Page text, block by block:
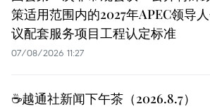
策适用范围内的2027年APEC领导
议配套服务项目工程认定标准
07/08/2026 11:27
☕️越通社新闻下午茶（2026.8.7）